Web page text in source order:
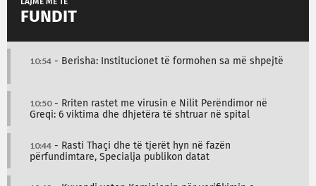
LAJME MË TË
FUNDIT
10:54 - Berisha: Institucionet të formohen sa më shpejtë
10:50- Rriten rastet me virusin e Nilit Perëndimor në
Greqi: 6 viktima dhe dhjetëra të shtruar në spital
10:44 - Rasti Thaçi dhe të tjerët hyn në fazën
përfundimtare, Specialja publikon datat